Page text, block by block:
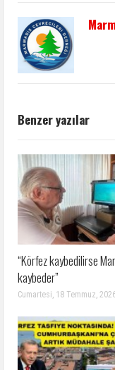
Benzer yazılar
“Körfez kaybedilirse
kaybeder”
Cumartesi, 18 Temmuz,